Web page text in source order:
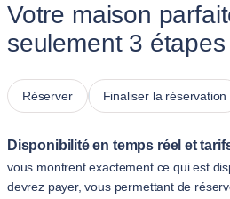
Votre maison
seulement 3 étapes
Réserver Finaliser la réservation
Disponibilité en temps réel et
vous montrent exactement ce qui est
devrez payer, vous permettant de